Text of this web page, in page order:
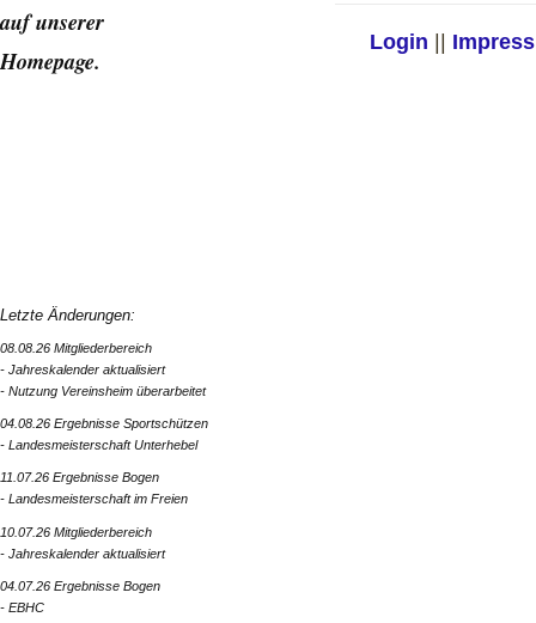
Login ||
auf unserer
Homepage.
Letzte Änderungen:
08.08.26 Mitgliederbereich
- Jahreskalender aktualisiert
- Nutzung Vereinsheim überarbeitet
04.08.26 Ergebnisse Sportschützen
- Landesmeisterschaft Unterhebel
11.07.26 Ergebnisse Bogen
- Landesmeisterschaft im Freien
10.07.26 Mitgliederbereich
- Jahreskalender aktualisiert
04.07.26 Ergebnisse Bogen
- EBHC